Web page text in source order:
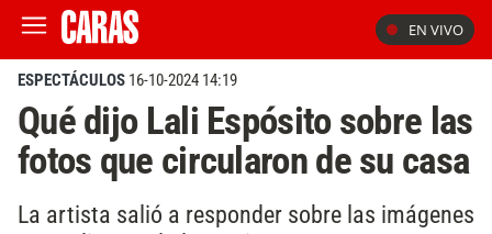
EN VIVO
ESPECTÁCULOS 16-10-2024 14:19
Qué dijo Lali Espósito sobre las
fotos que circularon de su casa
La artista salió a responder sobre las imágenes